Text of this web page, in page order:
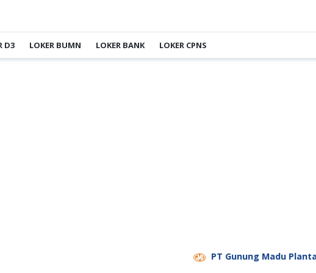
D3 LOKER BUMN LOKER BANK LOKER CPNS
PT Gunung Madu Plantations